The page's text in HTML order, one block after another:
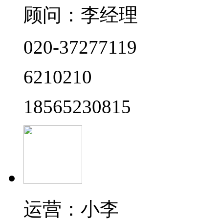
顾问：李经理
020-37277119
6210210
18565230815
运营：小李